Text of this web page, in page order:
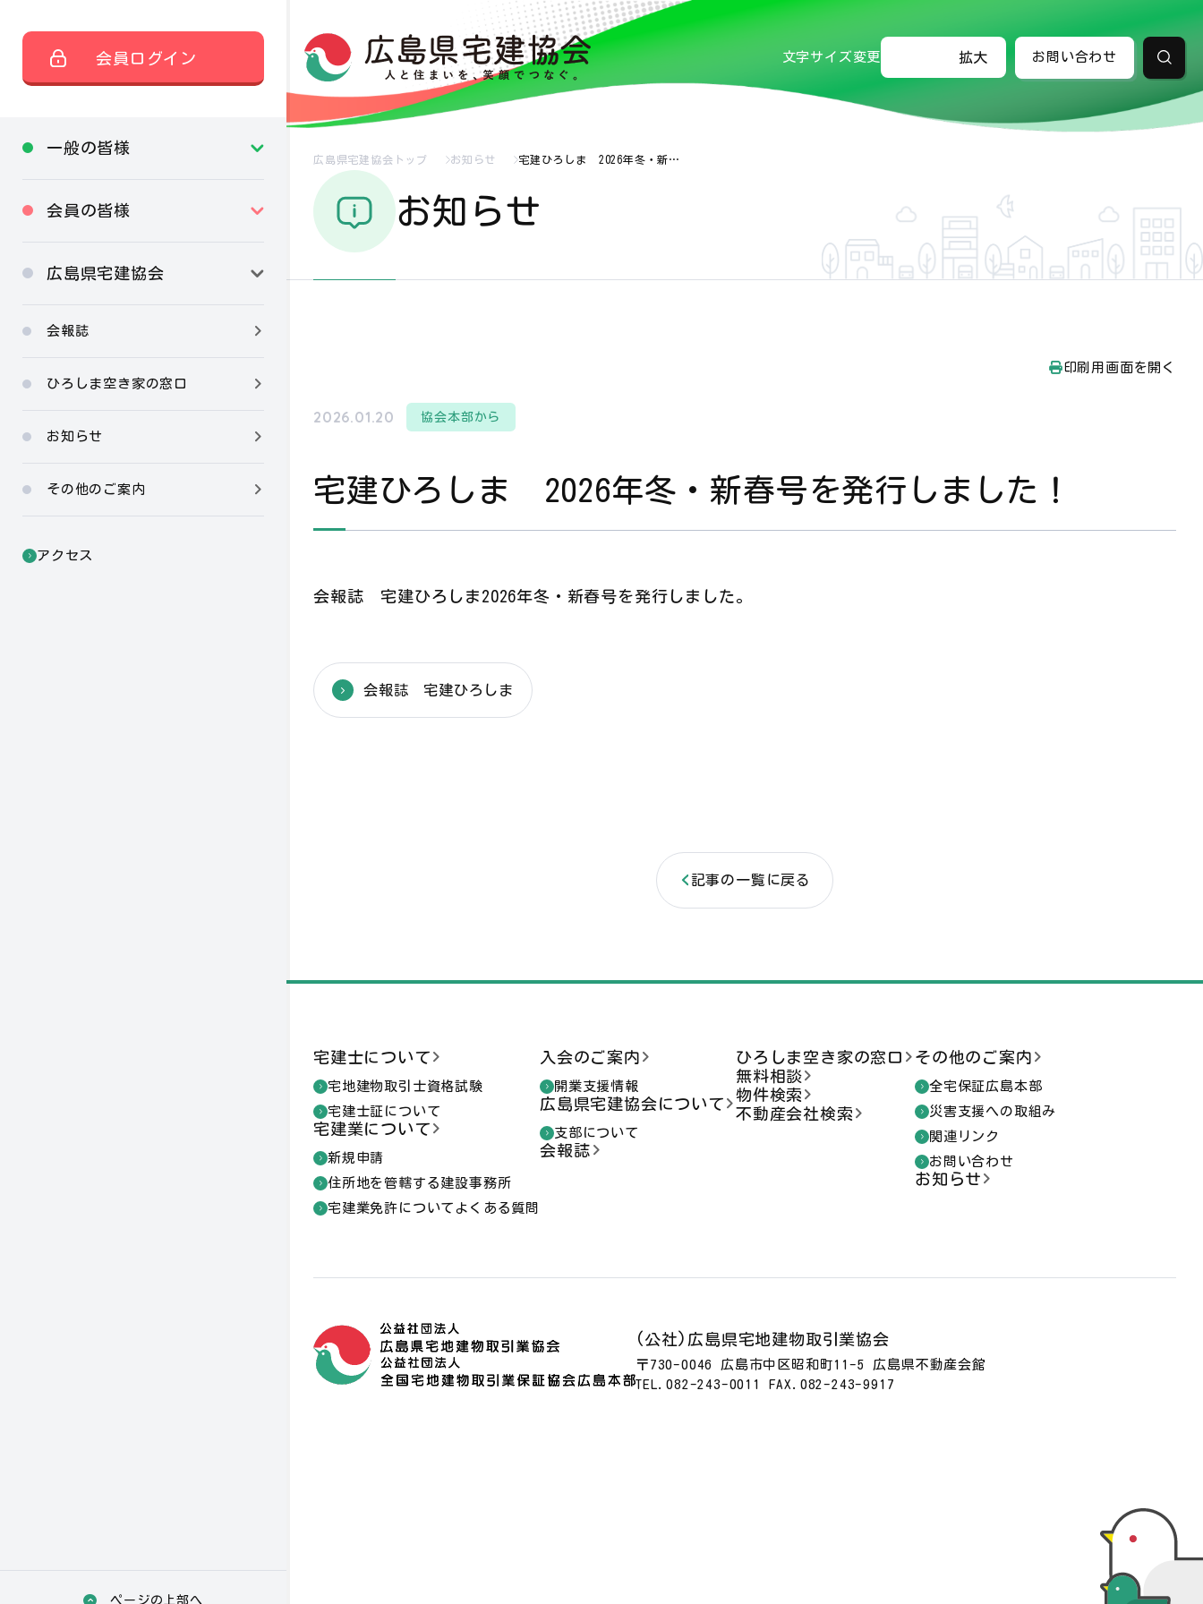
会員ログイン
一般の皆様
会員の皆様
広島県宅建協会
会報誌
ひろしま空き家の窓口
お知らせ
その他のご案内
アクセス
ページの上部へ
文字サイズ変更 拡大 お問い合わせ 検索
広島県宅建協会トップ お知らせ 宅建ひろしま 2026年冬・新…
お知らせ
印刷用画面を開く
2026.01.20 協会本部から
宅建ひろしま 2026年冬・新春号を発行しました！
会報誌 宅建ひろしま2026年冬・新春号を発行しました。
会報誌 宅建ひろしま
記事の一覧に戻る
宅建士について
宅地建物取引士資格試験
宅建士証について
宅建業について
新規申請
住所地を管轄する建設事務所
宅建業免許についてよくある質問
入会のご案内
開業支援情報
広島県宅建協会について
支部について
会報誌
ひろしま空き家の窓口
無料相談
物件検索
不動産会社検索
その他のご案内
全宅保証広島本部
災害支援への取組み
関連リンク
お問い合わせ
お知らせ
(公社)広島県宅地建物取引業協会
〒730-0046 広島市中区昭和町11-5 広島県不動産会館
TEL.082-243-0011 FAX.082-243-9917